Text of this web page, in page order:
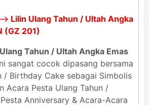
> Lilin Ulang Tahun / Ultah Angka
(GZ 201)
Tahun / Ultah Angka Emas
sangat cocok dipasang bersama
/ Birthday Cake sebagai Simbolis
Acara Pesta Ulang Tahun /
Anniversary & Acara-Acara